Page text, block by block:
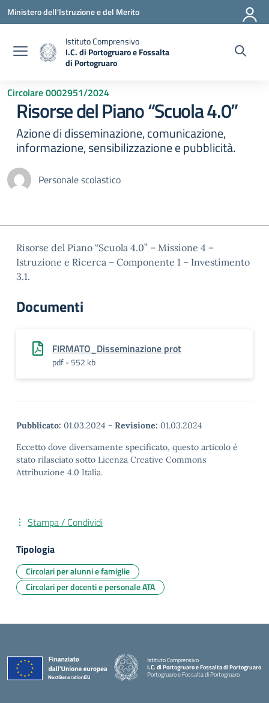
Vai ai contenuti
Vai al menu di navigazione
Vai al footer
Ministero dell'Istruzione e del Merito
Istituto Comprensivo
I.C. di Portogruaro e Fossalta
di Portogruaro
Circolare 0002951/2024
Risorse del Piano “Scuola 4.0”
Azione di disseminazione, comunicazione,
informazione, sensibilizzazione e pubblicità.
Personale scolastico
Risorse del Piano “Scuola 4.0” – Missione 4 –
Istruzione e Ricerca – Componente 1 – Investimento
3.1.
Documenti
FIRMATO_Disseminazione prot
pdf - 552 kb
Pubblicato: 01.03.2024 - Revisione: 01.03.2024
Eccetto dove diversamente specificato, questo articolo è
stato rilasciato sotto Licenza Creative Commons
Attribuzione 4.0 Italia.
Stampa / Condividi
Tipologia
Circolari per alunni e famiglie
Circolari per docenti e personale ATA
Istituto Comprensivo
I.C. di Portogruaro e Fossalta di Portogruaro
Portogruaro e Fossalta di Portogruaro
— Visita la pagina iniziale della scuola